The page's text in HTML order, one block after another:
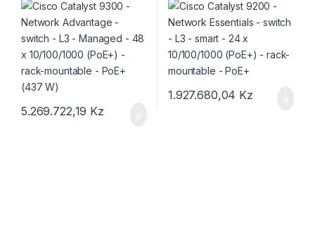
10/100/1000 (PoE+) – rack-
mountable – PoE+ (437 W)
5.269.722,19 Kz
10/100/1000 (PoE+) – rack-
mountable – PoE+
1.927.680,04 Kz